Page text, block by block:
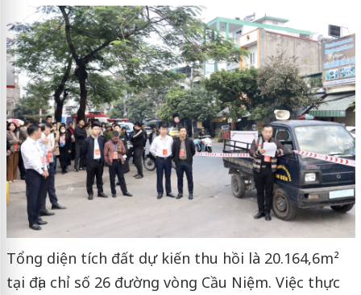
Tổng diện tích đất dự kiến thu hồi là 20.164,6m²
tại địa chỉ số 26 đường vòng Cầu Niệm. Việc thực